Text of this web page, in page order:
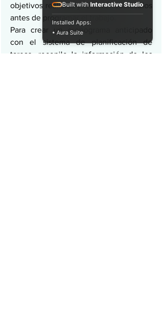
objetivos realistas y resolver obstáculos
antes de programar el trabajo.
Para crear un cronograma anticipado
con el sistema de planificación de
tareas, recopile la información de los
Built with Interactive Studio
Installed Apps:
• Aura Suite